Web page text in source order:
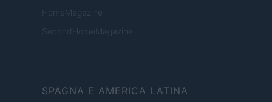
HomeMagazine
SecondHomeMagazine
SPAGNA E AMERICA LATINA